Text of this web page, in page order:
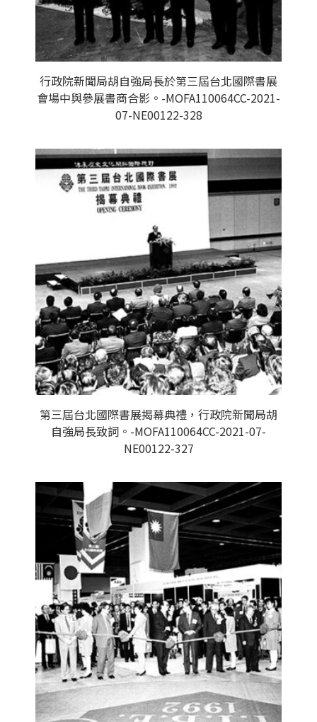
行政院新聞局胡自強局長於第三屆台北國際書展
會場中與參展書商合影。-MOFA110064CC-2021-
07-NE00122-328
第三屆台北國際書展揭幕典禮，行政院新聞局胡
自強局長致詞。-MOFA110064CC-2021-07-
NE00122-327